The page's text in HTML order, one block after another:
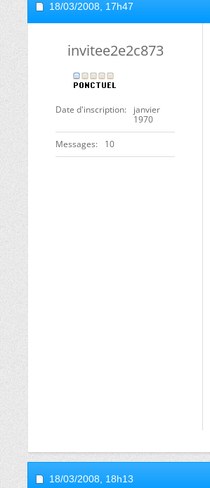
18/03/2008, 17h47
invitee2e2c873
Date d'inscription
janvier
1970
Messages 10
18/03/2008, 18h13